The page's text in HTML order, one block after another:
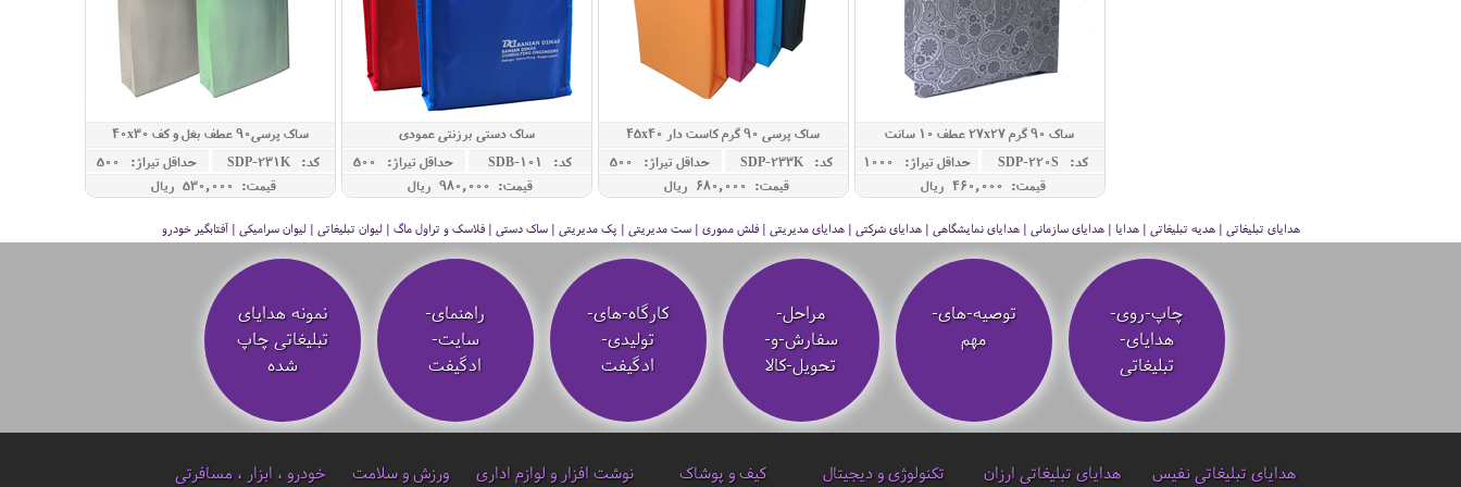
ساک 90 گرم 27x27 عطف 10 سانت
کد: SDP-220S
حداقل تيراژ: 1000
قیمت: 460,000 ريال
ساک پرسی 90 گرم کاست دار 45x40
کد: SDP-233K
حداقل تيراژ: 500
قیمت: 680,000 ريال
ساک دستی برزنتی عمودی
کد: SDB-101
حداقل تيراژ: 500
قیمت: 980,000 ريال
ساک پرسی90 عطف بغل و کف 40x30
کد: SDP-231K
حداقل تيراژ: 500
قیمت: 530,000 ريال
هدایای تبلیغاتی | هدیه تبلیغاتی | هدایا | هدایای سازمانی | هدایای نمایشگاهی | هدایای شرکتی | هدایای مدیریتی | فلش مموری | ست مدیریتی | پک مدیریتی | ساک دستی | فلاسک و تراول ماگ | لیوان تبلیغاتی | لیوان سرامیکی | آفتابگیر خودرو
چاپ-روی-
هدایای-
تبلیغاتی
توصیه‌-های-
مهم
مراحل-
سفارش-و-
تحویل-کالا
کارگاه-های-
تولیدی-
ادگیفت
راهنمای-
سایت-
ادگیفت
نمونه هدایای
تبلیغاتی چاپ
شده
هدایای تبلیغاتی نفیس هدایای تبلیغاتی ارزان تکنولوژی و دیجیتال کیف و پوشاک نوشت افزار و لوازم اداری ورزش و سلامت خودرو ، ابزار ، مسافرتی